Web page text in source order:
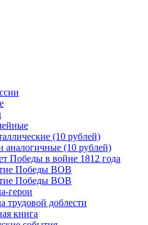
(10 рублей)
аналогичные (10 рублей)
Победы в войне 1812 года
Победы ВОВ
Победы ВОВ
герои
трудовой доблести
книга